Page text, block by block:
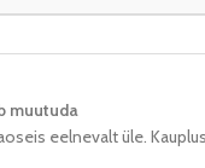
muutuda​
eelnevalt üle.